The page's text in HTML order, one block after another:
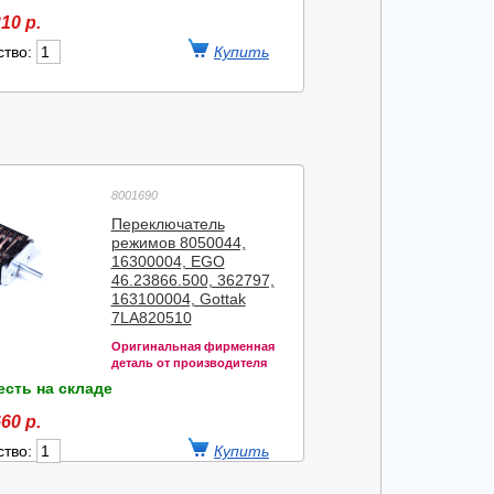
р.
8001690
Переключатель
режимов 8050044,
16300004, EGO
46.23866.500, 362797,
163100004, Gottak
7LA820510
Оригинальная фирменная
деталь от производителя
на складе
р.